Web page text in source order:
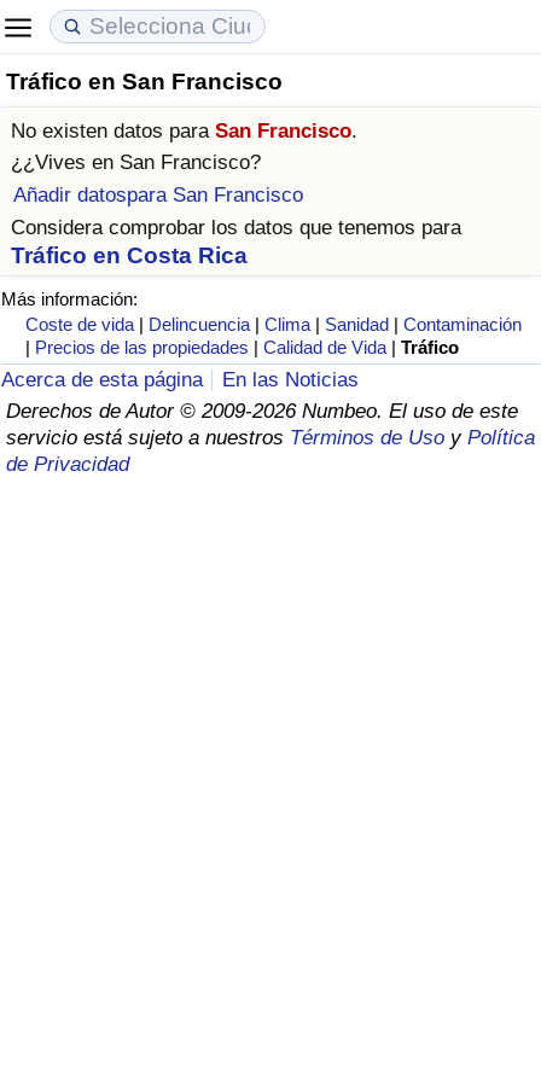
Tráfico en San Francisco
No existen datos para San Francisco.
¿¿Vives en San Francisco?
Añadir datospara San Francisco
Considera comprobar los datos que tenemos para
Tráfico en Costa Rica
Más información:
Coste de vida | Delincuencia |Clima | Sanidad |Contaminación
| Precios de las propiedades |Calidad de Vida |Tráfico
Acerca de esta página
En las Noticias
Derechos de Autor © 2009-2026 Numbeo. El uso de este
servicio está sujeto a nuestros Términos de Uso y Política
de Privacidad
Coste de vida
Índice de Costo de Vida (Actual)
Índice de Costo de Vida
Índice de costo de vida por país
en aqaba
Precios de las propiedades
Índice de Precios de Inmuebles (Actual)
Índice de Precios de Inmuebles
Índice de Precios de Inmuebles por País
Calidad de Vida
Índice de Calidad de Vida
Índice de Calidad de Vida (Actual)
Índice de calidad de vida por país
Delincuencia
Calificación del Índice de Criminalidad
(Actual)